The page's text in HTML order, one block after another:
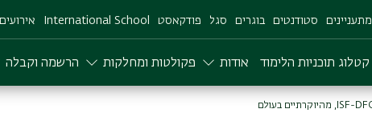
מתעניינים סטודנטים בוגרים סגל פודקאסט International School אירועים
קטלוג תוכניות הלימוד אודות פקולטות ומחלקות הרשמה וקבלה